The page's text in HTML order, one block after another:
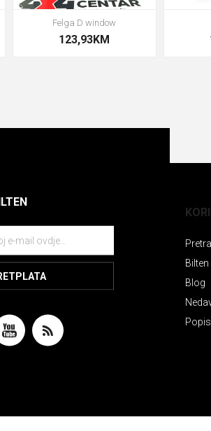
Felga D window
123,93KM
Bilten
Blog